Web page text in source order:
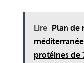
Lire Plan de
protéines de